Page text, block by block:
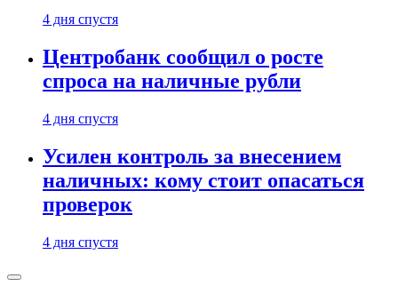
4 дня спустя
Центробанк сообщил о росте
спроса на наличные рубли
4 дня спустя
Усилен контроль за внесением
наличных: кому стоит опасаться
проверок
4 дня спустя